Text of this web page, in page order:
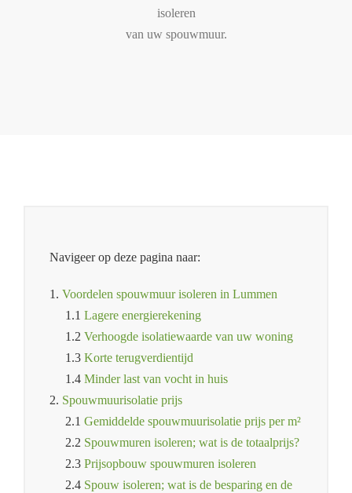
isoleren
van uw spouwmuur.
Navigeer op deze pagina naar:
1. Voordelen spouwmuur isoleren in Lummen
1.1 Lagere energierekening
1.2 Verhoogde isolatiewaarde van uw woning
1.3 Korte terugverdientijd
1.4 Minder last van vocht in huis
2. Spouwmuurisolatie prijs
2.1 Gemiddelde spouwmuurisolatie prijs per m²
2.2 Spouwmuren isoleren; wat is de totaalprijs?
2.3 Prijsopbouw spouwmuren isoleren
2.4 Spouw isoleren; wat is de besparing en de